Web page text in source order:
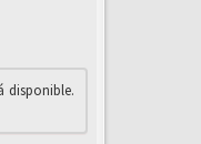
disponible.